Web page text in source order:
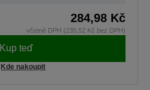
284,98 Kč
včetně DPH (235,52 Kč bez DPH)
Kup teď
Kde nakoupit